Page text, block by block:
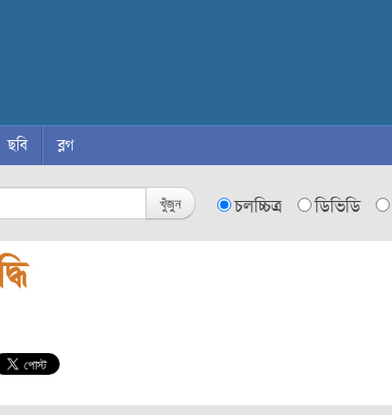
ছবি ব্লগ
খুঁজুন চলচ্চিত্র ডিভিডি